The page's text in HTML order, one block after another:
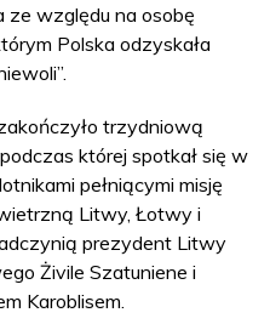
ze względu na osobę
Polska odzyskała
trzydniową
której spotkał się w
pełniącymi misję
Litwy, Łotwy i
prezydent Litwy
Żivile Szatuniene i
Karoblisem.